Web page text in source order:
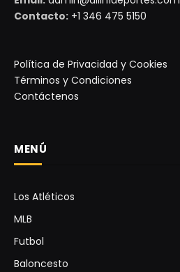
Contacto: +1 346 475 5150
Política de Privacidad y Cookies
Términos y Condiciones
Contáctenos
MENÚ
Los Atléticos
MLB
Futbol
Baloncesto